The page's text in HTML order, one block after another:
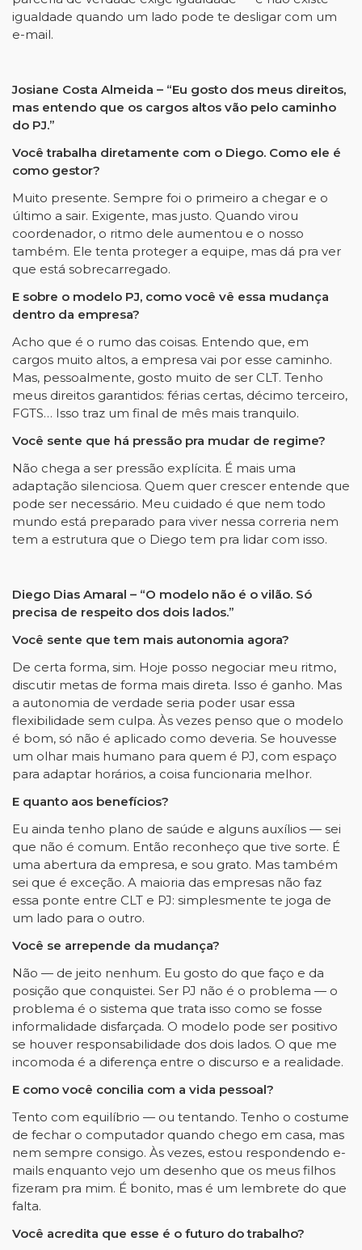
igualdade quando um lado pode te desligar com um
e-mail.
Josiane Costa Almeida – “Eu gosto dos meus direitos,
mas entendo que os cargos altos vão pelo caminho
do PJ.”
Você trabalha diretamente com o Diego. Como ele é
como gestor?
Muito presente. Sempre foi o primeiro a chegar e o
último a sair. Exigente, mas justo. Quando virou
coordenador, o ritmo dele aumentou e o nosso
também. Ele tenta proteger a equipe, mas dá pra ver
que está sobrecarregado.
E sobre o modelo PJ, como você vê essa mudança
dentro da empresa?
Acho que é o rumo das coisas. Entendo que, em
cargos muito altos, a empresa vai por esse caminho.
Mas, pessoalmente, gosto muito de ser CLT. Tenho
meus direitos garantidos: férias certas, décimo terceiro,
FGTS… Isso traz um final de mês mais tranquilo.
Você sente que há pressão pra mudar de regime?
Não chega a ser pressão explícita. É mais uma
adaptação silenciosa. Quem quer crescer entende que
pode ser necessário. Meu cuidado é que nem todo
mundo está preparado para viver nessa correria nem
tem a estrutura que o Diego tem pra lidar com isso.
Diego Dias Amaral – “O modelo não é o vilão. Só
precisa de respeito dos dois lados.”
Você sente que tem mais autonomia agora?
De certa forma, sim. Hoje posso negociar meu ritmo,
discutir metas de forma mais direta. Isso é ganho. Mas
a autonomia de verdade seria poder usar essa
flexibilidade sem culpa. Às vezes penso que o modelo
é bom, só não é aplicado como deveria. Se houvesse
um olhar mais humano para quem é PJ, com espaço
para adaptar horários, a coisa funcionaria melhor.
E quanto aos benefícios?
Eu ainda tenho plano de saúde e alguns auxílios — sei
que não é comum. Então reconheço que tive sorte. É
uma abertura da empresa, e sou grato. Mas também
sei que é exceção. A maioria das empresas não faz
essa ponte entre CLT e PJ: simplesmente te joga de
um lado para o outro.
Você se arrepende da mudança?
Não — de jeito nenhum. Eu gosto do que faço e da
posição que conquistei. Ser PJ não é o problema — o
problema é o sistema que trata isso como se fosse
informalidade disfarçada. O modelo pode ser positivo
se houver responsabilidade dos dois lados. O que me
incomoda é a diferença entre o discurso e a realidade.
E como você concilia com a vida pessoal?
Tento com equilíbrio — ou tentando. Tenho o costume
de fechar o computador quando chego em casa, mas
nem sempre consigo. Às vezes, estou respondendo e-
mails enquanto vejo um desenho que os meus filhos
fizeram pra mim. É bonito, mas é um lembrete do que
falta.
Você acredita que esse é o futuro do trabalho?